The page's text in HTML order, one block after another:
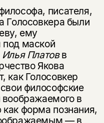
писателя,
Голосовкера были
ему
под маской
Илья Платовв
Якова
как Голосовкер
философские
в
форма познания,